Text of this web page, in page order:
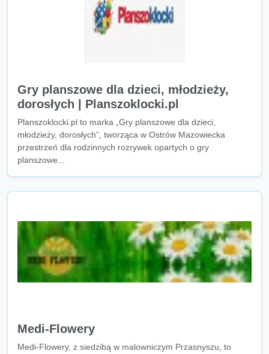
Gry planszowe dla dzieci, młodzieży,
dorosłych | Planszoklocki.pl
Planszoklocki.pl to marka „Gry planszowe dla dzieci,
młodzieży, dorosłych”, tworząca w Ostrów Mazowiecka
przestrzeń dla rodzinnych rozrywek opartych o gry
planszowe...
Medi-Flowery
Medi-Flowery, z siedzibą w malowniczym Przasnyszu, to